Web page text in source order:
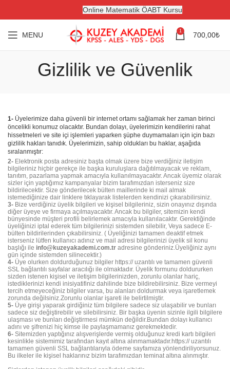
Online Matematik ÖABT Kursu
MENU 1 700,00₺
Gizlilik ve Güvenlik
1- Üyelerimize daha güvenli bir internet ortamı sağlamak her zaman birinci
öncelikli konumuz olacaktır. Bundan dolayı, üyelerimizin kendilerini rahat
hissetmeleri ve site içi işlemleri yaparken şüphe duymamaları için için bazı
gizlilik hakları tanıdık. Üyelerimizin, sahip oldukları bu haklar, aşağıda
sıralanmıştır:
2- Elektronik posta adresiniz başta olmak üzere bize verdiğiniz iletişim
bilgileriniz hiçbir gerekçe ile başka kuruluşlara dağıtılmayacak ve reklam,
tanıtım, pazarlama yapmak amacıyla kullanılmayacaktır. Ancak üyemiz olarak
sizler için yaptığımız kampanyalar bizim tarafımızdan isterseniz size
bildirilecektir. Size gönderilecek bülten maillerinde ki mail almak
istemediğinize dair linklere tıklayarak listelerden kendinizi çıkarabilirsiniz.
3- Bize verdiğiniz üyelik bilgileri ve kişisel bilgileriniz, sizin onayınız dışında
diğer üyeye ve firmaya açılmayacaktır. Ancak bu bilgiler, sitemizin kendi
bünyesinde müşteri profili belirlemek amacıyla kullanılacaktır. Gerektiğinde
üyeliğinizi iptal ederek tüm bilgilerinizi sistemden silebilir, Veya sadece E-
bülten bildirilerinden çıkabilirsiniz. ( Üyeliğinizi tamamen deaktif etmek
isterseniz lütfen kullanıcı adınız ve mail adresi bilgilerinizi üyelik sil konu
başlığı ile info@kuzeyakademi.com.tr adresine gönderiniz.Üyeliğiniz aynı
gün içinde sistemden silinecektir.)
4- Üye olurken doldurduğunuz bilgiler https:// uzantılı ve tamamen güvenli
SSL bağlantılı sayfalar aracılığı ile olmaktadır. Üyelik formunu doldururken
sizden istenen kişisel ve iletişim bilgilerinizden, zorunlu olanlar hariç,
istediklerinizi kendi inisiyatifiniz dahilinde bize bildirebilirsiniz. Bize vermeyi
tercih etmeyeceğiniz bilgiler varsa, bu alanları doldurmak veya işaretlemek
zorunda değilsiniz.Zorunlu olanlar işareti ile belirtilmiştir.
5- Üye girişi yaparak girdiğiniz tüm bilgilere sadece siz ulaşabilir ve bunları
sadece siz değiştirebilir ve silebilirsiniz. Bir başka üyenin sizinle ilgili bilgilere
ulaşması ve bunları değiştirmesi mümkün değildir.Bundan dolayı kullanıcı
adını ve şifrenizi hiç kimse ile paylaşmamanız gerekmektedir.
6- Sitemizden yaptığınız alışverişlerde vermiş olduğunuz kredi kartı bilgileri
kesinlikle sistemimiz tarafından kayıt altına alınmamaktadır.https:// uzantılı
tamamen güvenli SSL bağlantılarıyla ödeme sayfamıza yönlendiriliyorsunuz.
Bu ilkeler ile kişisel haklarınız bizim tarafımızdan teminat altına alınmıştır.